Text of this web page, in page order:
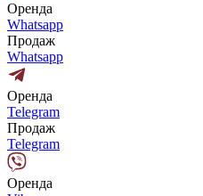
Оренда
Whatsapp
Продаж
Whatsapp
Оренда
Telegram
Продаж
Telegram
Оренда